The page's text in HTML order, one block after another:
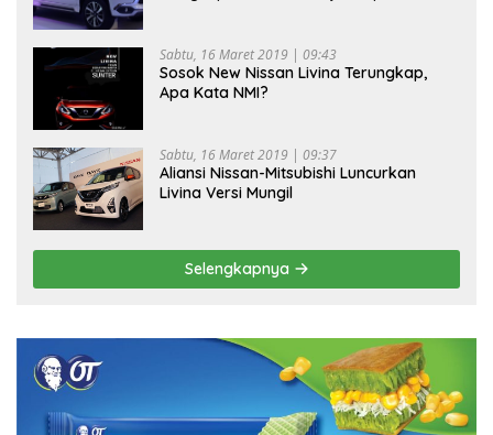
Sabtu, 16 Maret 2019 | 09:43
Sosok New Nissan Livina Terungkap,
Apa Kata NMI?
Sabtu, 16 Maret 2019 | 09:37
Aliansi Nissan-Mitsubishi Luncurkan
Livina Versi Mungil
Selengkapnya